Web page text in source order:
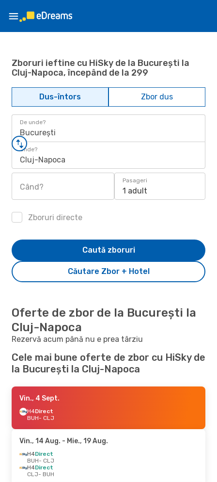
Zboruri ieftine cu HiSky de la București la
Cluj-Napoca, începând de la 299
Dus-întors Zbor dus
De unde?
București
Unde?
Cluj-Napoca
Când?
Pasageri
1 adult
Zboruri directe
Căutare Zbor + Hotel
Caută zboruri
Oferte de zbor de la București la
Cluj-Napoca
Rezervă acum până nu e prea târziu
Cele mai bune oferte de zbor cu HiSky de
la București la Cluj-Napoca
Vin., 4 Sept.
H4Direct
BUH- CLJ
Vin., 14 Aug. - Mie., 19 Aug.
H4Direct
BUH- CLJ
H4Direct
CLJ- BUH